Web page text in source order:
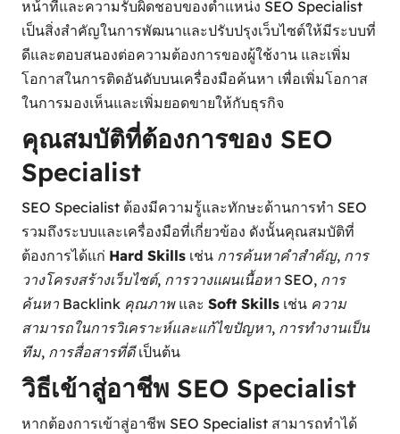
หน้าที่และความรับผิดชอบของตำแหน่ง SEO Specialist
เป็นสิ่งสำคัญในการพัฒนาและปรับปรุงเว็บไซต์ให้มีระบบที่
ดีและตอบสนองต่อความต้องการของผู้ใช้งาน และเพิ่ม
โอกาสในการติดอันดับบนเครื่องมือค้นหา เพื่อเพิ่มโอกาส
ในการมองเห็นและเพิ่มยอดขายให้กับธุรกิจ
คุณสมบัติที่ต้องการของ SEO
Specialist
SEO Specialist ต้องมีความรู้และทักษะด้านการทำ SEO
รวมถึงระบบและเครื่องมือที่เกี่ยวข้อง ดังนั้นคุณสมบัติที่
ต้องการได้แก่ Hard Skills เช่น การค้นหาคำสำคัญ, การ
วางโครงสร้างเว็บไซต์, การวางแผนเนื้อหา SEO, การ
ค้นหา Backlink คุณภาพและ Soft Skills เช่น ความ
สามารถในการวิเคราะห์และแก้ไขปัญหา, การทำงานเป็น
ทีม, การสื่อสารที่ดีเป็นต้น
วิธีเข้าสู่อาชีพ SEO Specialist
หากต้องการเข้าสู่อาชีพ SEO Specialist สามารถทำได้